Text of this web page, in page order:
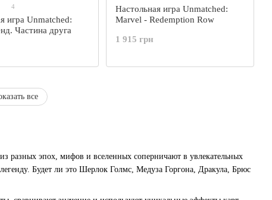
разных эпох, мифов и вселенных соперничают в увлекательных
Будет ли это Шерлок Голмс, Медуза Горгона, Дракула, Брюс
4
игра Unmatched:
Частина друга
Настольная игра Unmatched:
Marvel - Redemption Row
1 915 грн
все